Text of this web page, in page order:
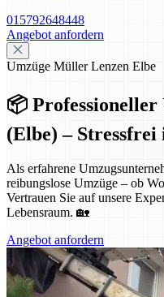
015792648448
Angebot anfordern
Umzüge Müller Lenzen Elbe
📦 Professioneller
(Elbe) – Stressfrei
Als erfahrene
reibungslose Umzüge – ob
Vertrauen Sie auf unsere
Lebensraum. 🏡
Angebot anfordern